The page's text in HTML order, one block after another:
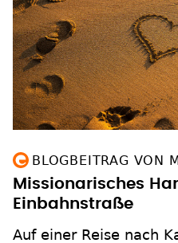
BLOGBEITRAG VON
Missionarisches
Einbahnstraße
Auf einer Reise nach